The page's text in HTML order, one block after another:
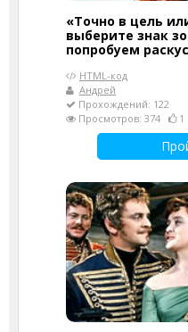
«Точно в цель
выберите знак
попробуем
HTML-код
Андрей
Прохождений: 122
Просмотров: 374
1